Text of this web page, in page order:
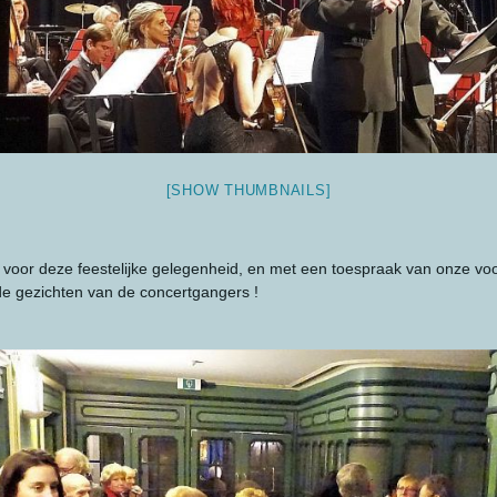
[SHOW THUMBNAILS]
deze feestelijke gelegenheid, en met een toespraak van onze
gezichten van de concertgangers !